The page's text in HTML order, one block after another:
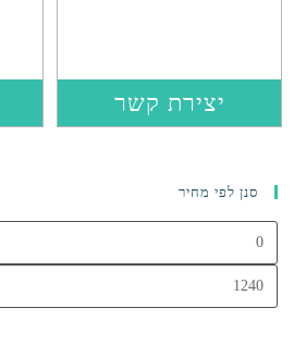
יצירת קשר
סנן לפי מחיר